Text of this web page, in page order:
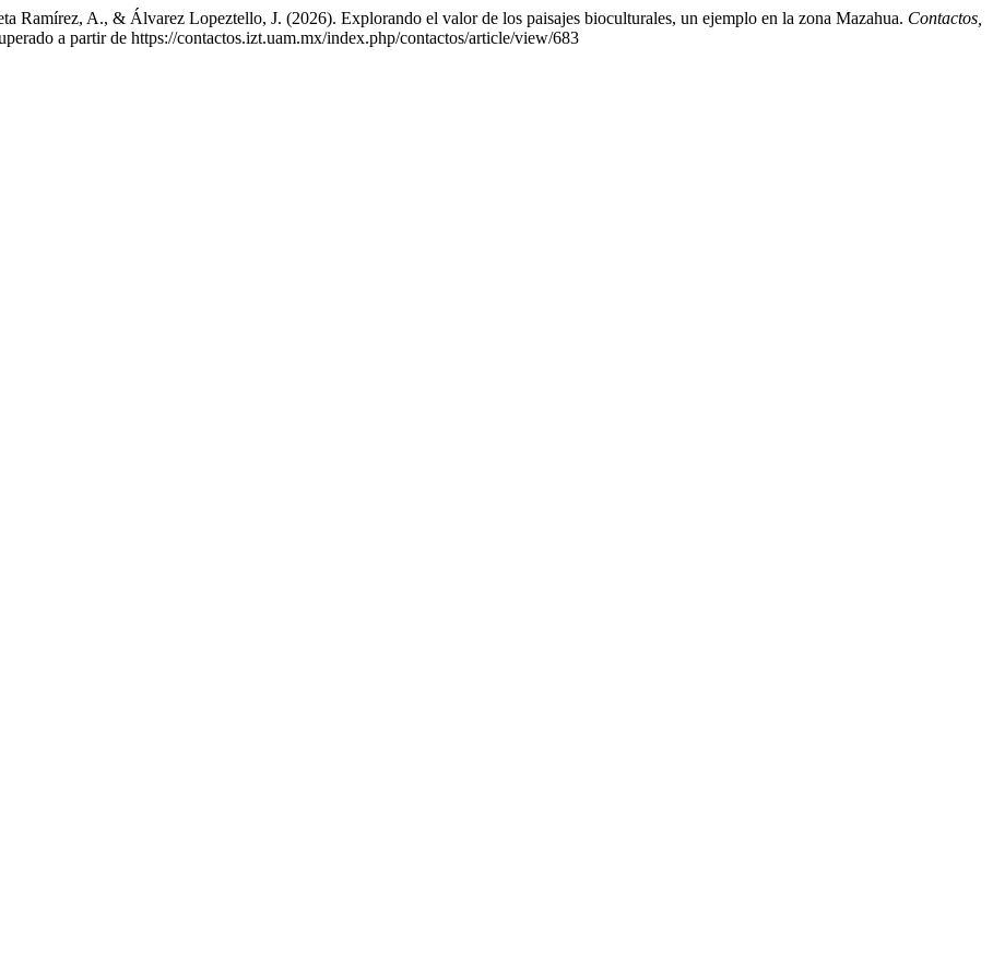
Ramírez, A., & Álvarez Lopeztello, J. (2026). Explorando el valor de los paisajes bioculturales, un ejemplo en la zona Mazahua. Contactos,
a partir de https://contactos.izt.uam.mx/index.php/contactos/article/view/683